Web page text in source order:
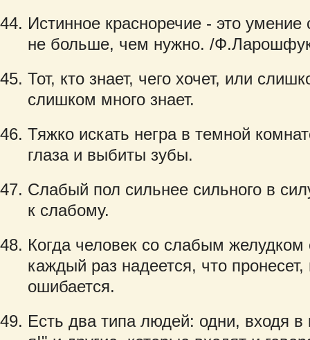
Истинное красноречие - это умение
не больше, чем нужно. /
Тот, кто знает, чего хочет, или
слишком много знает.
Тяжко искать негра в темной
глаза и выбиты зубы.
Слабый пол сильнее сильного в
к слабому.
Когда человек со слабым
каждый раз надеется, что
ошибается.
Есть два типа людей: одни, входя в